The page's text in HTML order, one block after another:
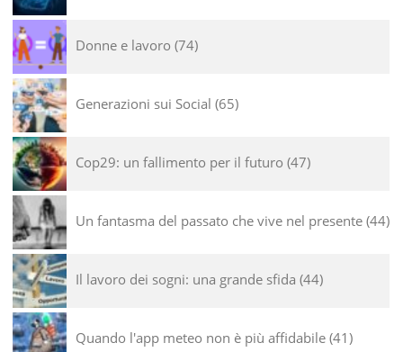
Donne e lavoro 74
Generazioni sui Social 65
Cop29: un fallimento per il futuro 47
Un fantasma del passato che vive nel presente 44
Il lavoro dei sogni: una grande sfida 44
Quando l'app meteo non è più affidabile 41